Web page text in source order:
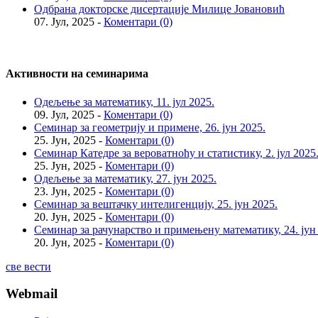
Одбрана докторске дисертације Милице Јовановић
07. Јул, 2025 - Коментари (0)
Активности на семинарима
Одељење за математику, 11. јул 2025.
09. Јул, 2025 - Коментари (0)
Семинар за геометрију и примене, 26. јун 2025.
25. Јун, 2025 - Коментари (0)
Семинар Катедре за вероватноћу и статистику, 2. јул 2025.
25. Јун, 2025 - Коментари (0)
Одељење за математику, 27. јун 2025.
23. Јун, 2025 - Коментари (0)
Семинар за вештачку интелигенцију, 25. јун 2025.
20. Јун, 2025 - Коментари (0)
Семинар за рачунарство и примењену математику, 24. јун
20. Јун, 2025 - Коментари (0)
све вести
Webmail